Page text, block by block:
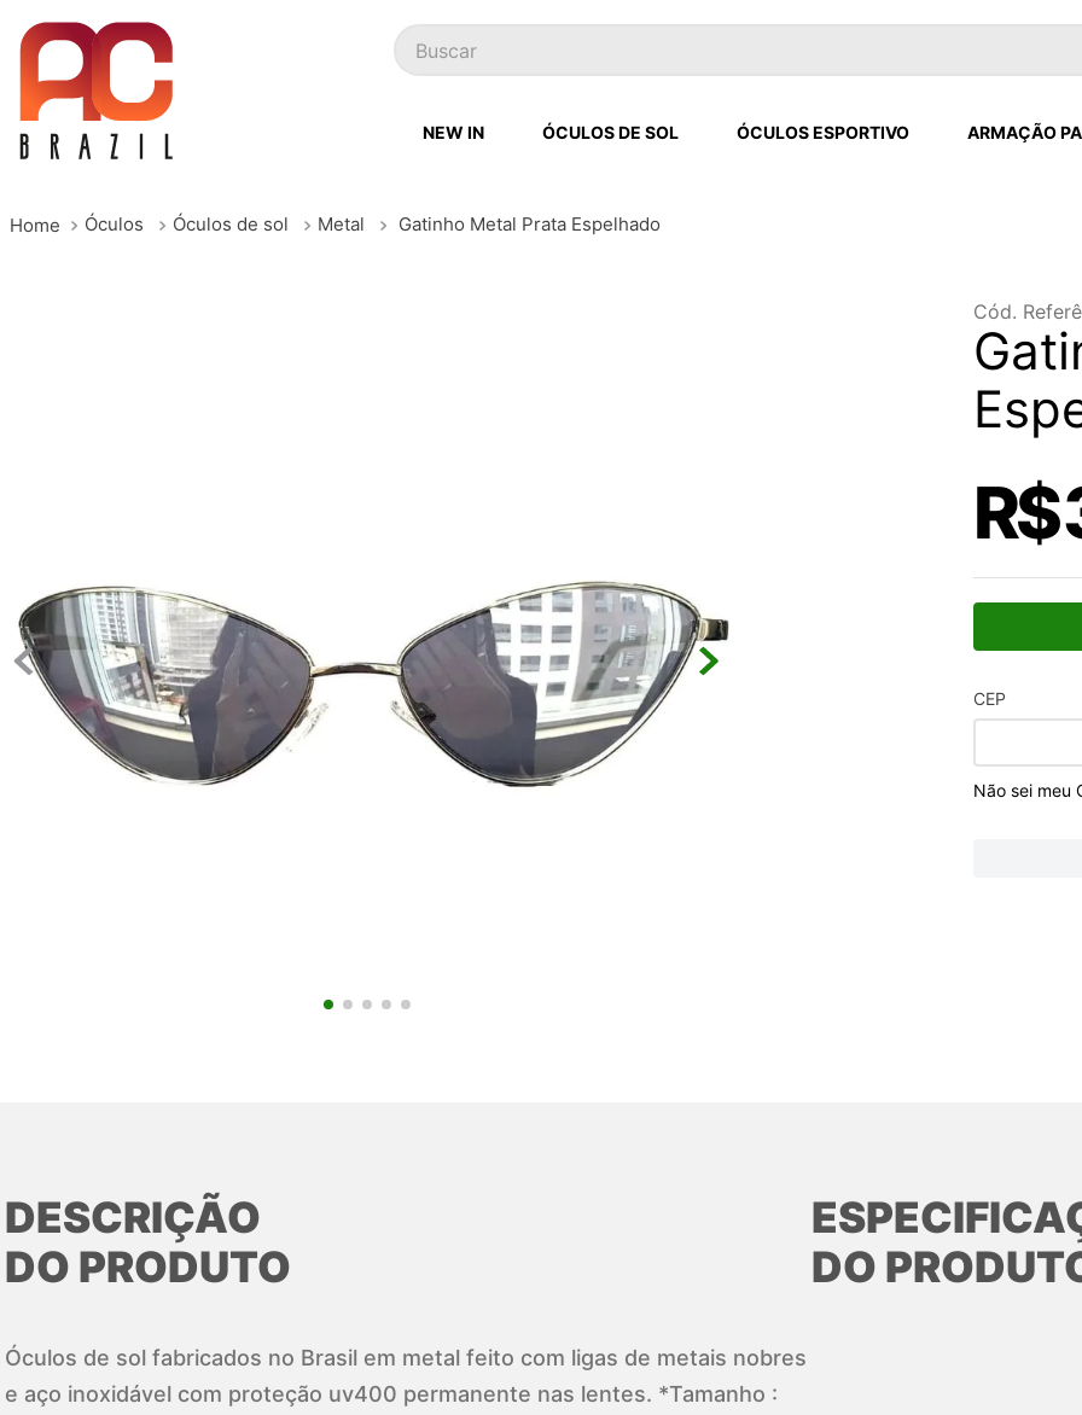
Buscar
NEW IN ÓCULOS DE SOL ÓCULOS ESPORTIVO ARMAÇÃO
Óculos Óculos de sol Metal Gatinho Metal Prata Espelhado
Cód.
R$
CEP
Não sei meu
DESCRIÇÃO
DO PRODUTO
Óculos de sol fabricados no Brasil em metal feito com ligas de metais nobres
e aço inoxidável com proteção uv400 permanente nas lentes. *Tamanho :
DO